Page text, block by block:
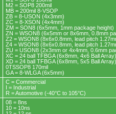
M2 = SOP8 200mil
MB = 200mil 8-VSOP
ZB = 8-USON (4x3mm)
ZC = 8-XSON (4x4mm)
ZM = SON8 (6x5mm, 1mm package height)
ZN = WSON8 (6x5mm or 8x6mm, 0.8mm
Z2 = WSON8 (8x6x0.8mm, lead pitch
Z4 = WSON8 (8x6x0.8mm, lead pitch
ZU = USON8 (2x3mm or 4x4mm, 0.6mm
XC = 24 ball TFBGA (6x8mm, 4x6 Ball Array)
XD = 24 ball TFBGA (6x8mm, 5x5 Ball Array)
0TSSOP8 170mil
GA = 8-WLGA (6x5mm)
C = Commercial
I = Industrial
R = Automotive (-40°C to 105°C)
08 = 8ns
10 = 10ns